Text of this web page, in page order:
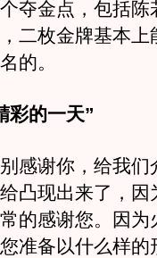
夺金点，包括陈
二枚金牌基本上
的。
彩的一天”
谢你，给我们
凸现出来了，因
的感谢您。因为
准备以什么样的